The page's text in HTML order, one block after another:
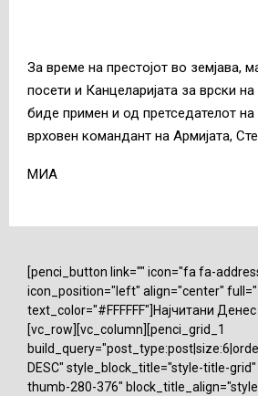
За време на престојот во земјава,
посети и Канцеларијата за врски
биде примен и од претседателот на
врховен командант на Армијата,
MИА
[penci_button link="" icon="fa fa-
icon_position="left" align="center"
text_color="#FFFFFF"]Најчитани
[vc_row][vc_column][penci_grid_1
DESC" style_block_title="style-title-
thumb-280-376"